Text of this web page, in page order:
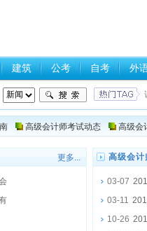
建筑 公考 自考 外
高级会计师考试动态 高级会
更多... 高级会
03-07
03-11
10-26